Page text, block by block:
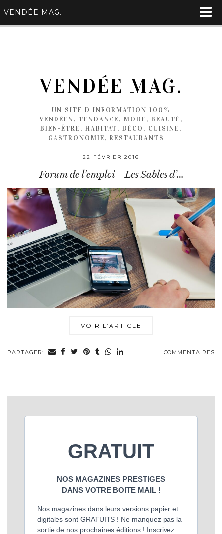
VENDÉE MAG.
VENDÉE MAG.
UN SITE D'INFORMATION 100%
VENDÉEN, TENDANCE, MODE, BEAUTÉ,
BIEN-ÊTRE, HABITAT, DÉCO, CUISINE,
GASTRONOMIE, RESTAURANTS …
22 FÉVRIER 2016
Forum de l’emploi – Les Sables d’…
VOIR L’ARTICLE
PARTAGER: COMMENTAIRES